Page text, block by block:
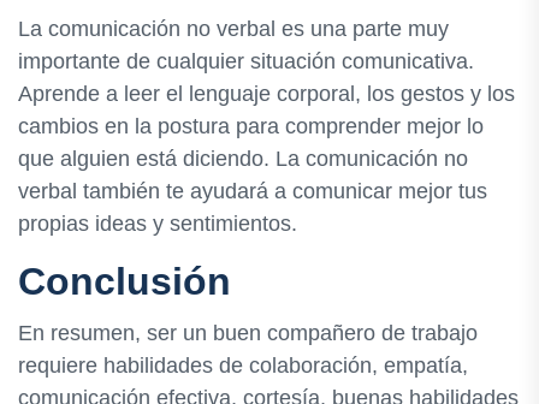
La comunicación no verbal es una parte muy
importante de cualquier situación comunicativa.
Aprende a leer el lenguaje corporal, los gestos y los
cambios en la postura para comprender mejor lo
que alguien está diciendo. La comunicación no
verbal también te ayudará a comunicar mejor tus
propias ideas y sentimientos.
Conclusión
En resumen, ser un buen compañero de trabajo
requiere habilidades de colaboración, empatía,
comunicación efectiva, cortesía, buenas habilidades